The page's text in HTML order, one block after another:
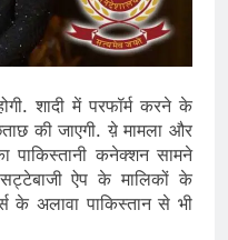
शादी में परफॉर्म करने के
की जाएगी. य़े मामला और
कनेक्शन सामने
ऐप के मालिकों के
के अलावा पाकिस्तान से भी